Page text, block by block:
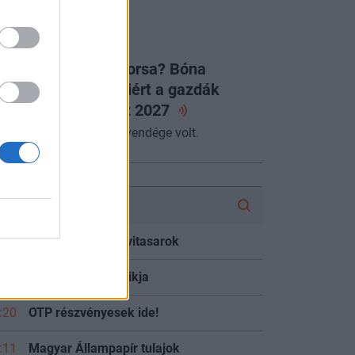
a JÉGER sorsa? Bóna
elárulta, miért a gazdák
és mit hoz 2027
miniszter az Alapvetés vendége volt.
USA részvények vitasarok
MOLly tulajok topikja
OTP részvényesek ide!
Magyar Állampapír tulajok